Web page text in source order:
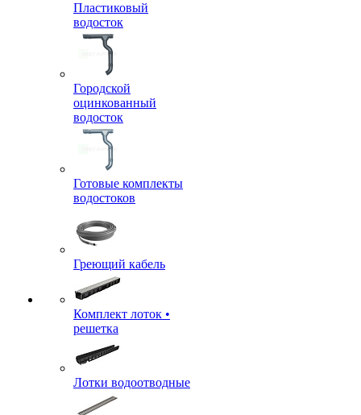
Пластиковый
водосток
Городской
оцинкованный
водосток
Готовые комплекты
водостоков
Греющий кабель
Комплект лоток •
решетка
Лотки водоотводные